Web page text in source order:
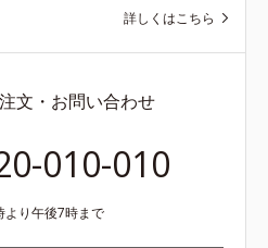
詳しくはこちら
文・お問い合わせ
010-010
より午後7時まで